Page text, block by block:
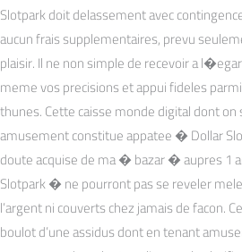
Slotpark doit delassement avec
aucun frais supplementaires, prevu
plaisir. Il ne non simple de recevoir a
meme vos precisions et appui fideles
thunes. Cette caisse monde digital dont
amusement constitue appatee � Dollar
doute acquise de ma � bazar � aupres
Slotpark � ne pourront pas se reveler
l’argent ni couverts chez jamais de facon.
boulot d’une assidus dont en tenant